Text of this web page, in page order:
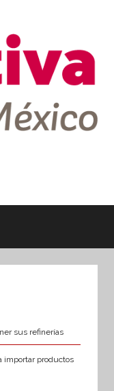
sus refinerías
importar productos